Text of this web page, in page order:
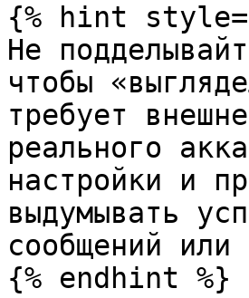
{% hint
Не
чтобы
требует
реального
настройки и
выдумывать
сообщений
{% endhint %}